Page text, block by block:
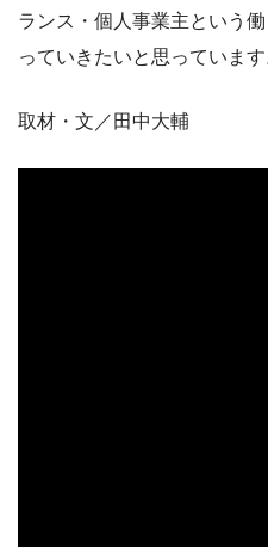
ランス・個人事業主という
っていきたいと思っています
取材・文／田中大輔